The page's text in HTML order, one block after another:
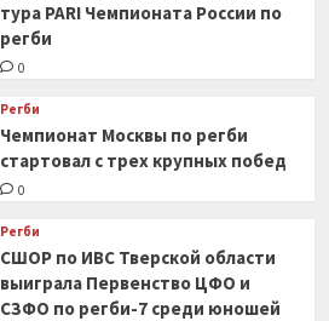
тура PARI Чемпионата России по
регби
0
Регби
Чемпионат Москвы по регби
стартовал с трех крупных побед
0
Регби
СШОР по ИВС Тверской области
выиграла Первенство ЦФО и
СЗФО по регби-7 среди юношей